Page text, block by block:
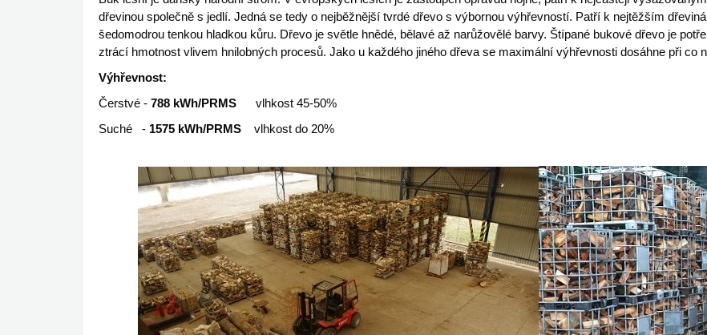
dřevinou společně s jedlí. Jedná se tedy o nejběžnější tvrdé dřevo s výbornou výhřevností. Patří k nejtěžším
šedomodrou tenkou hladkou kůru. Dřevo je světle hnědé, bělavé až narůžovělé barvy. Štípané bukové dřevo je
ztrácí hmotnost vlivem hnilobných procesů. Jako u každého jiného dřeva se maximální výhřevnosti dosáhne při co
Výhřevnost:
Čerstvé - 788 kWh/PRMS vlhkost 45-50%
Suché - 1575 kWh/PRMS vlhkost do 20%